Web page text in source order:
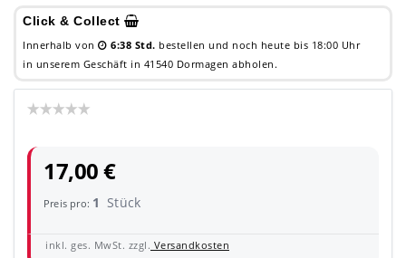
Click & Collect
Innerhalb von 6:38 Std. bestellen und noch heute bis 18:00 Uhr
in unserem Geschäft in 41540 Dormagen abholen.
17,00 €
Preis pro: 1 Stück
inkl. ges. MwSt. zzgl. Versandkosten